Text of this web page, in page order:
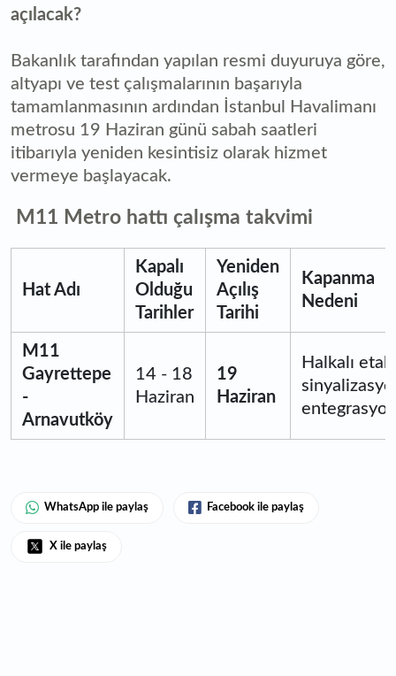
açılacak?
Bakanlık tarafından yapılan resmi duyuruya göre,
altyapı ve test çalışmalarının başarıyla
tamamlanmasının ardından İstanbul Havalimanı
metrosu 19 Haziran günü sabah saatleri
itibarıyla yeniden kesintisiz olarak hizmet
vermeye başlayacak.
M11 Metro hattı çalışma takvimi
Hat Adı
Kapalı
Olduğu
Tarihler
Yeniden
Açılış
Tarihi
Kapanma
Nedeni
M11
Gayrettepe
-
Arnavutköy
14 - 18
Haziran
19
Haziran
Halkalı
WhatsApp ile paylaş Facebook ile paylaş
X ile paylaş